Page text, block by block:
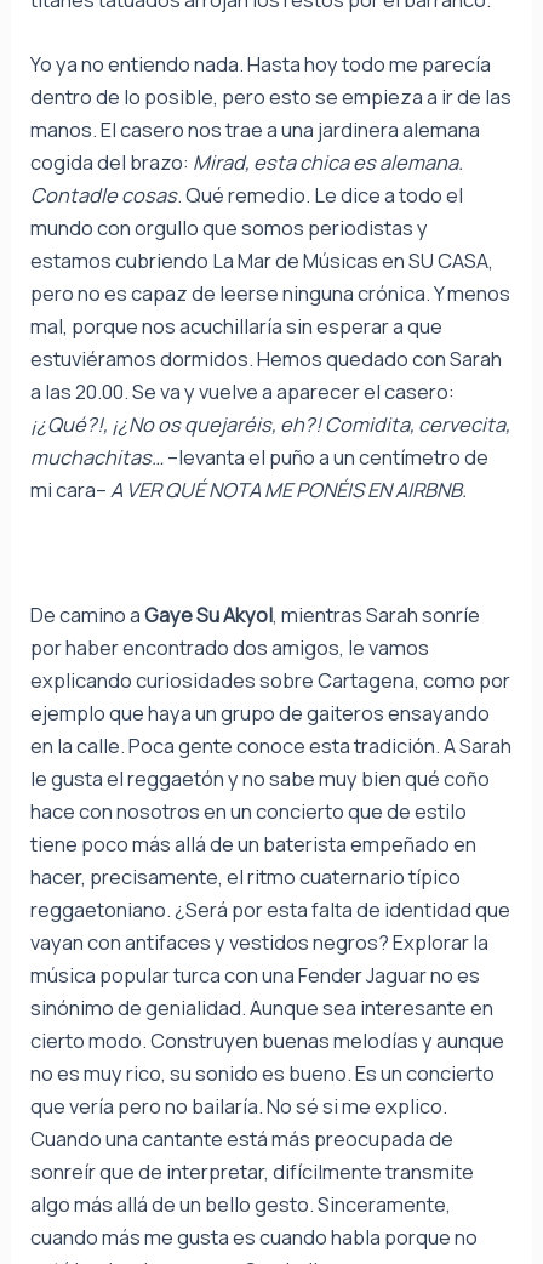
Yo ya no entiendo nada. Hasta hoy todo me parecía
dentro de lo posible, pero esto se empieza a ir de las
manos. El casero nos trae a una jardinera alemana
cogida del brazo: Mirad, esta chica es alemana.
Contadle cosas. Qué remedio. Le dice a todo el
mundo con orgullo que somos periodistas y
estamos cubriendo La Mar de Músicas en SU CASA,
pero no es capaz de leerse ninguna crónica. Y menos
mal, porque nos acuchillaría sin esperar a que
estuviéramos dormidos. Hemos quedado con Sarah
a las 20.00. Se va y vuelve a aparecer el casero:
¡¿Qué?!, ¡¿No os quejaréis, eh?! Comidita, cervecita,
muchachitas…–levanta el puño a un centímetro de
mi cara–A VER QUÉ NOTA ME PONÉIS EN AIRBNB.
De camino aGaye Su Akyol, mientras Sarah sonríe
por haber encontrado dos amigos, le vamos
explicando curiosidades sobre Cartagena, como por
ejemplo que haya un grupo de gaiteros ensayando
en la calle. Poca gente conoce esta tradición. A Sarah
le gusta el reggaetón y no sabe muy bien qué coño
hace con nosotros en un concierto que de estilo
tiene poco más allá de un baterista empeñado en
hacer, precisamente, el ritmo cuaternario típico
reggaetoniano. ¿Será por esta falta de identidad que
vayan con antifaces y vestidos negros? Explorar la
música popular turca con una Fender Jaguar no es
sinónimo de genialidad. Aunque sea interesante en
cierto modo. Construyen buenas melodías y aunque
no es muy rico, su sonido es bueno. Es un concierto
que vería pero no bailaría. No sé si me explico.
Cuando una cantante está más preocupada de
sonreír que de interpretar, difícilmente transmite
algo más allá de un bello gesto. Sinceramente,
cuando más me gusta es cuando habla porque no